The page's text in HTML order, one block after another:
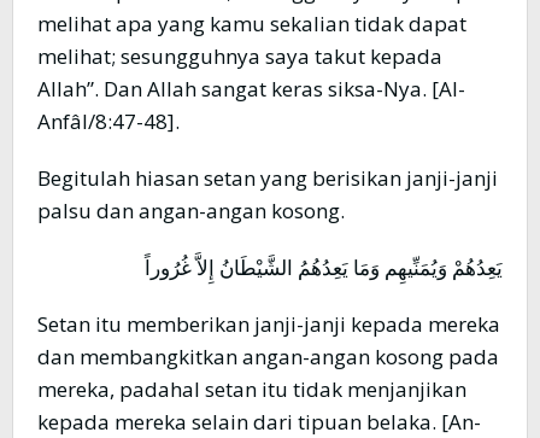
melihat apa yang kamu sekalian tidak dapat
melihat; sesungguhnya saya takut kepada
Allah”. Dan Allah sangat keras siksa-Nya. [Al-
Anfâl/8:47-48].
Begitulah hiasan setan yang berisikan janji-janji
palsu dan angan-angan kosong.
يَعِدُهُمْ وَيُمَنِّيهِم وَمَا يَعِدُهُمُ الشَّيْطَانُ إِلاَّ غُرُوراً
Setan itu memberikan janji-janji kepada mereka
dan membangkitkan angan-angan kosong pada
mereka, padahal setan itu tidak menjanjikan
kepada mereka selain dari tipuan belaka. [An-